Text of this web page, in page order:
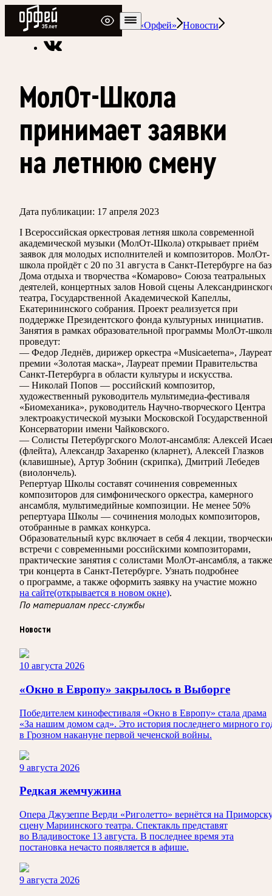
Радио Орфей
Радио классической музыки «Орфей»
Новости
МолОт-Школа
принимает заявки
на летнюю смену
Дата публикации: 17 апреля 2023
I Всероссийская оркестровая летняя школа современной
академической музыки (МолОт-Школа) открывает приём
заявок для молодых исполнителей и композиторов. МолОт-
школа пройдёт с 20 по 31 августа в Санкт-Петербурге на
Дома отдыха и творчества «Комарово» Союза театральных
деятелей, концертных залов Новой сцены
театра, Государственной Академической Капеллы,
Екатерининского собрания. Проект реализуется при
поддержке Президентского фонда культурных инициатив.
Занятия в рамках образовательной программы МолОт-
проведут:
— Федор Леднёв, дирижер оркестра «Musicaeterna», Лауреат
премии «Золотая маска», Лауреат премии Правительства
Санкт-Петербурга в области культуры и искусства.
— Николай Попов — российский композитор,
художественный руководитель мультимедиа-фестиваля
«Биомеханика», руководитель Научно-творческого Центра
электроакустической музыки Московской Государственной
Консерватории имени Чайковского.
— Солисты Петербургского Молот-ансамбля: Алексей
(флейта), Александр Захаренко (кларнет), Алексей Глазков
(клавишные), Артур Зобнин (скрипка), Дмитрий Лебедев
(виолончель).
Репертуар Школы составят сочинения современных
композиторов для симфонического оркестра, камерного
ансамбля, мультимедийные композиции. Не менее 50%
репертуара Школы — сочинения молодых композиторов,
отобранные в рамках конкурса.
Образовательный курс включает в себя 4 лекции,
встречи с современными российскими композиторами,
практические занятия с солистами МолОт-ансамбля, а также
три концерта в Санкт-Петербурге. Узнать подробнее
о программе, а также оформить заявку на участие можно
на сайте(открывается в новом окне).
По материалам пресс-службы
Новости
10 августа 2026
«Окно в Европу» закрылось в Выборге
Победителем кинофестиваля «Окно в Европу» стала драма
«За нашим домом сад». Это история последнего мирного
в Грозном накануне первой чеченской войны.
9 августа 2026
Редкая жемчужина
Опера Джузеппе Верди «Риголетто» вернётся на
сцену Мариинского театра. Спектакль представят
во Владивостоке 13 августа. В последнее время эта
постановка нечасто появляется в афише.
9 августа 2026